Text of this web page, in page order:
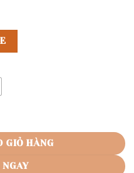
số lượng
GIỎ HÀNG